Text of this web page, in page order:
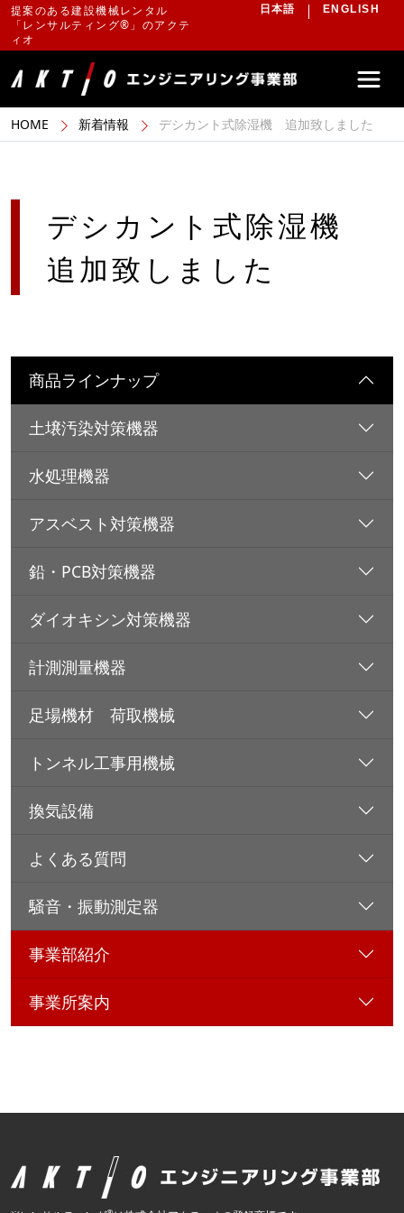
提案のある建設機械レンタル
「レンサルティング®」のアクテ
ィオ
日本語 ENGLISH
HOME 新着情報 デシカント式除湿機 追加致しました
デシカント式除湿機
追加致しました
商品ラインナップ
土壌汚染対策機器
水処理機器
アスベスト対策機器
鉛・PCB対策機器
ダイオキシン対策機器
計測測量機器
足場機材 荷取機械
トンネル工事用機械
換気設備
よくある質問
騒音・振動測定器
事業部紹介
事業所案内